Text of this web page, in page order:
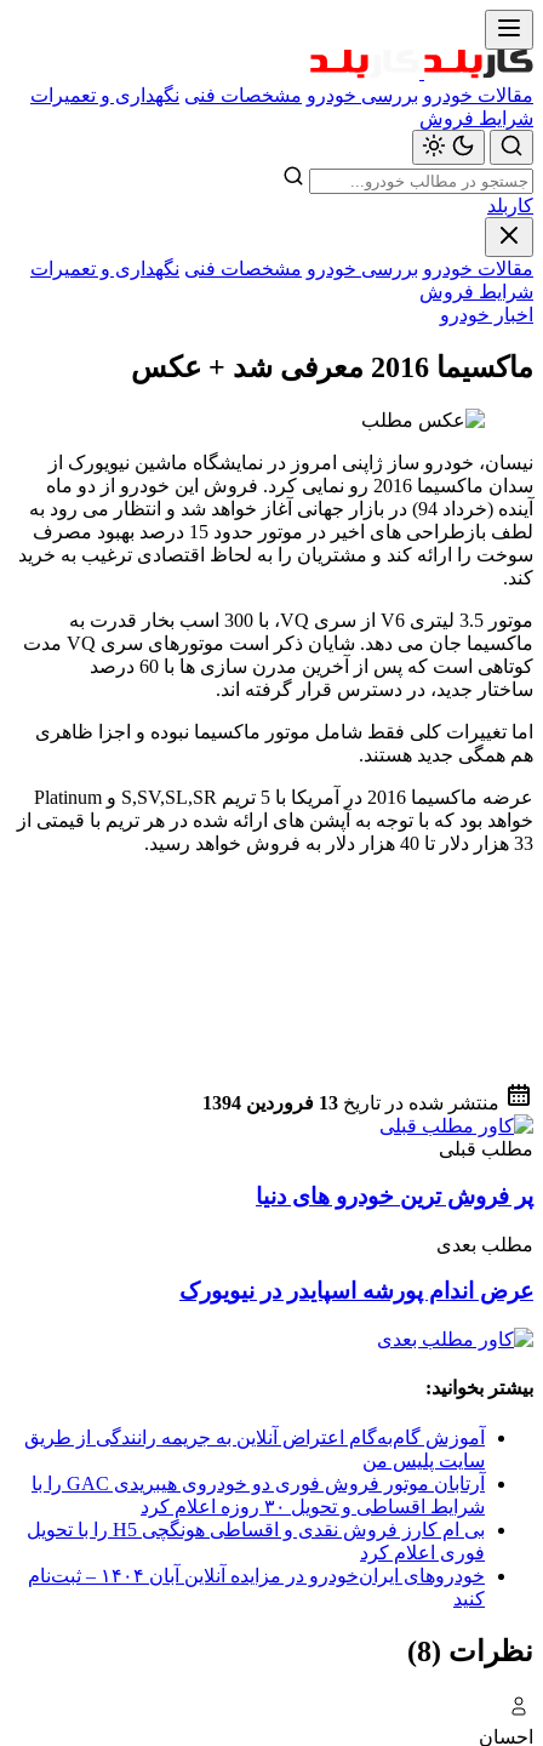
مقالات خودرو بررسی خودرو مشخصات فنی نگهداری و تعمیرات
شرایط فروش
کاربلد
مقالات خودرو بررسی خودرو مشخصات فنی نگهداری و تعمیرات
شرایط فروش
اخبار خودرو
ماکسیما 2016 معرفی شد + عکس
نیسان، خودرو ساز ژاپنی امروز در نمایشگاه ماشین نیویورک از
سدان ماکسیما 2016 رو نمایی کرد. فروش این خودرو از دو ماه
آینده (خرداد 94) در بازار جهانی آغاز خواهد شد و انتظار می رود به
لطف بازطراحی های اخیر در موتور حدود 15 درصد بهبود مصرف
سوخت را ارائه کند و مشتریان را به لحاظ اقتصادی ترغیب به خرید
کند.
موتور 3.5 لیتری V6 از سری VQ، با 300 اسب بخار قدرت به
ماکسیما جان می دهد. شایان ذکر است موتورهای سری VQ مدت
کوتاهی است که پس از آخرین مدرن سازی ها با 60 درصد
ساختار جدید، در دسترس قرار گرفته اند.
اما تغییرات کلی فقط شامل موتور ماکسیما نبوده و اجزا ظاهری
هم همگی جدید هستند.
عرضه ماکسیما 2016 در آمریکا با 5 تریم S,SV,SL,SR و Platinum
خواهد بود که با توجه به آپشن های ارائه شده در هر تریم با قیمتی از
33 هزار دلار تا 40 هزار دلار به فروش خواهد رسید.
منتشر شده در تاریخ 13 فروردین 1394
مطلب قبلی
پر فروش ترین خودرو های دنیا
مطلب بعدی
عرض اندام پورشه اسپایدر در نیویورک
بیشتر بخوانید:
آموزش گام‌به‌گام اعتراض آنلاین به جریمه رانندگی از طریق
سایت پلیس من
آرتابان موتور فروش فوری دو خودروی هیبریدی GAC را با
شرایط اقساطی و تحویل ۳۰ روزه اعلام کرد
بی ام کارز فروش نقدی و اقساطی هونگچی H5 را با تحویل
فوری اعلام کرد
خودروهای ایران‌خودرو در مزایده آنلاین آبان ۱۴۰۴ – ثبت‌نام
کنید
نظرات (8)
احسان